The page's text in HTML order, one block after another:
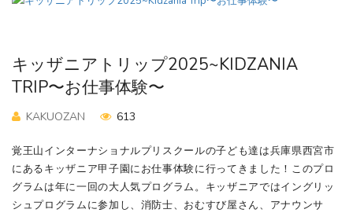
キッザニアトリップ2025~KIDZANIA
TRIP〜お仕事体験〜
KAKUOZAN 613
覚王山インターナショナルプリスクールの子ども達は兵庫県西宮市
にあるキッザニア甲子園にお仕事体験に行ってきました！このプロ
グラムは年に一回の大人気プログラム。キッザニアではイングリッ
シュプログラムに参加し、消防士、おむすび屋さん、アナウンサ